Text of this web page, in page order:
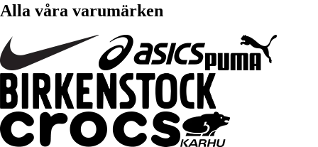
Alla våra varumärken